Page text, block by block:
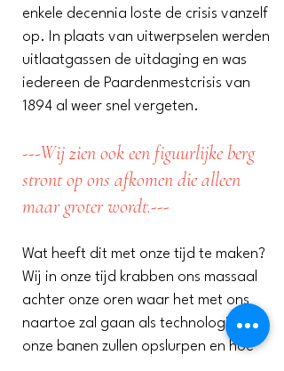
enkele decennia loste de crisis vanzelf
op. In plaats van uitwerpselen werden
uitlaatgassen de uitdaging en was
iedereen de Paardenmestcrisis van
1894 al weer snel vergeten.
---Wij zien ook een figuurlijke berg
stront op ons afkomen die alleen
maar groter wordt.---
Wat heeft dit met onze tijd te maken?
Wij in onze tijd krabben ons massaal
achter onze oren waar het met ons
naartoe zal gaan als technologie
onze banen zullen opslurpen en hoe